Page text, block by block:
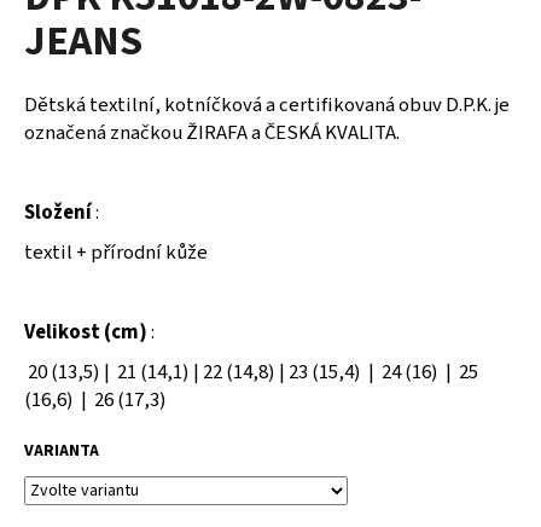
0,0
z
hvězdiček.
JEANS
Dětská textilní, kotníčková a certifikovaná obuv D.P.K. je
označená značkouŽIRAFA a ČESKÁ KVALITA.
Složení:
textil + přírodní kůže
Velikost (cm):
20 (13,5) | 21 (14,1) | 22 (14,8) | 23 (15,4) | 24 (16) | 25
(16,6) | 26 (17,3)
VARIANTA
a
j
í
t
D
o
p
o
r